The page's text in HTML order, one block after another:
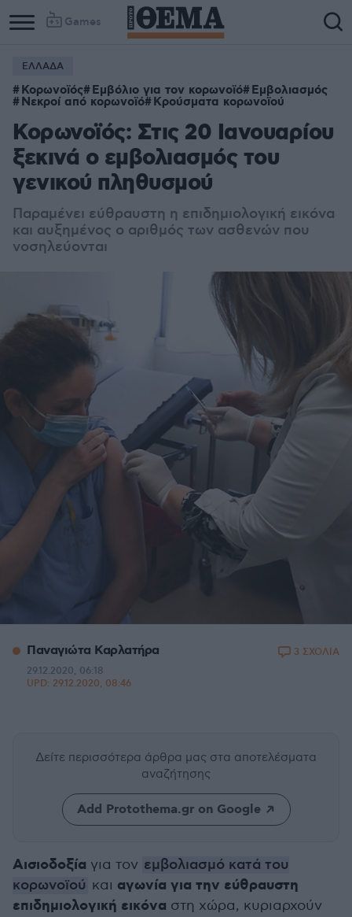
Games
ΕΛΛΑΔΑ
Κορωνοϊός Εμβόλιο για τον κορωνοϊό Εμβολιασμός
Νεκροί από κορωνοϊό Κρούσματα κορωνοϊού
Κορωνοϊός: Στις 20 Ιανουαρίου
ξεκινά ο εμβολιασμός του
γενικού πληθυσμού
Παραμένει εύθραυστη η επιδημιολογική εικόνα
και αυξημένος ο αριθμός των ασθενών που
νοσηλεύονται
Παναγιώτα Καρλατήρα
29.12.2020, 06:18
UPD: 29.12.2020, 08:46
3 ΣΧΟΛΙΑ
Δείτε περισσότερα άρθρα μας στα αποτελέσματα
αναζήτησης
Add Protothema.gr on Google
Αισιοδοξία για τον εμβολιασμό κατά του
κορωνοϊού και αγωνία για την εύθραυστη
επιδημιολογική εικόνα στη χώρα, κυριαρχούν